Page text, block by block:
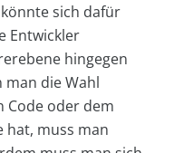
sich dafür
Entwickler
hingegen
man die Wahl
Code oder dem
hat, muss man